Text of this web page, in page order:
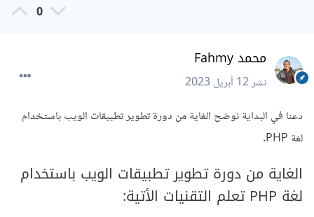
0
محمد Fahmy
نشر12 أبريل 2023
دعنا في البداية نوضح الغاية من دورة تطوير تطبيقات الويب باستخدام
لغة PHP.
الغاية من دورة تطوير تطبيقات الويب باستخدام
لغة PHP تعلم التقنيات الأتية: